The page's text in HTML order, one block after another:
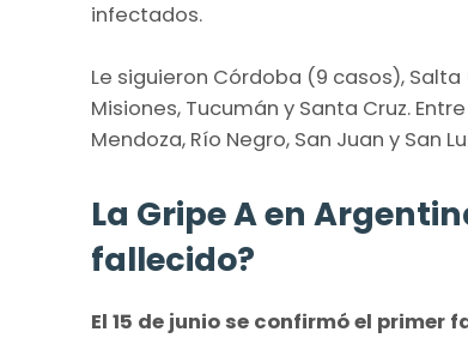
infectados.
Le siguieron Córdoba (9 casos),
Misiones, Tucumán y Santa Cruz.
Mendoza, Río Negro, San Juan y San
La Gripe A en
fallecido?
El 15 de junio se confirmó el primer